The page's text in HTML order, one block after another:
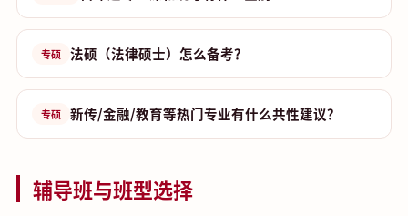
专硕 法硕（法律硕士）怎么备考？
专硕 新传/金融/教育等热门专业有什么共性建议？
辅导班与班型选择